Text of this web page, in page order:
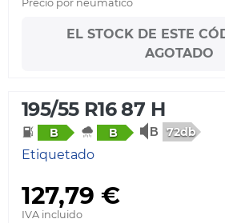
Precio por neumático
EL STOCK DE ESTE
AGOTADO
195/55 R16 87 H
B B 72db
Etiquetado
127,79 €
IVA incluido